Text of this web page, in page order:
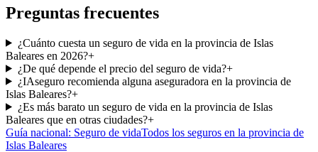
Preguntas frecuentes
¿Cuánto cuesta un seguro de vida en la provincia de Islas
Baleares en 2026?+
¿De qué depende el precio del seguro de vida?+
¿IAseguro recomienda alguna aseguradora en la provincia de
Islas Baleares?+
¿Es más barato un seguro de vida en la provincia de Islas
Baleares que en otras ciudades?+
Guía nacional: Seguro de vidaTodos los seguros en la provincia de
Islas Baleares